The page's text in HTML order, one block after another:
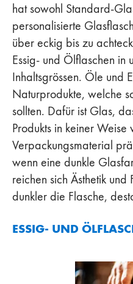
hat sowohl Standard-
personalisierte
über eckig bis zu
Essig- und Ölflaschen in
Inhaltsgrössen. Öle und
Naturprodukte, welche
sollten. Dafür ist Glas,
Produkts in keiner Weise
Verpackungsmaterial
wenn eine dunkle
reichen sich Ästhetik
dunkler die Flasche,
ESSIG- UND